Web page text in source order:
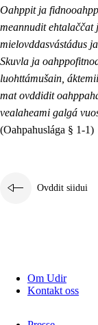
Oahppit ja
meannudit ehtalaččat
mielovddasvástádus
Skuvla ja
luohttámušain,
mat ovddidit
vealaheami galgá
(Oahpahuslága § 1-1)
Ovddit siidui
Om Udir
Kontakt oss